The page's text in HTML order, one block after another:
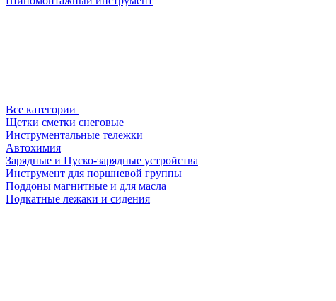
Все категории
Щетки сметки снеговые
Инструментальные тележки
Автохимия
Зарядные и Пуско-зарядные устройства
Инструмент для поршневой группы
Поддоны магнитные и для масла
Подкатные лежаки и сидения